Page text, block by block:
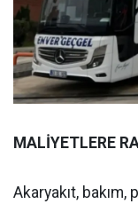
MALİYETLERE
Akaryakıt,